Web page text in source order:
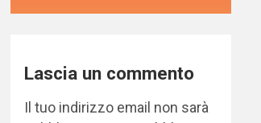
Lascia un commento
Il tuo indirizzo email non sarà